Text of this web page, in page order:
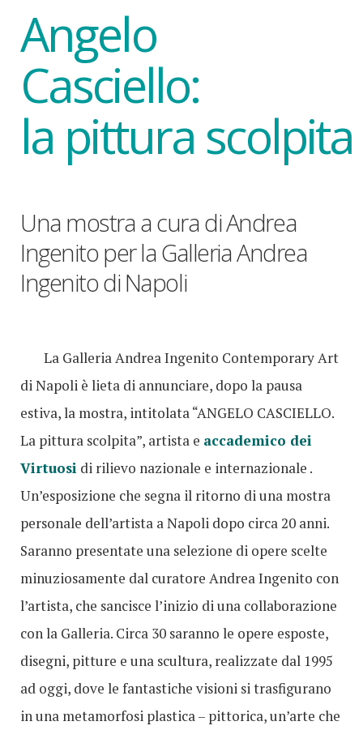
Angelo
Casciello:
la pittura scolpita
Una mostra a cura di Andrea
Ingenito per la Galleria Andrea
Ingenito di Napoli
La Galleria Andrea Ingenito Contemporary Art
di Napoli è lieta di annunciare, dopo la pausa
estiva, la mostra, intitolata “ANGELO CASCIELLO.
La pittura scolpita”, artista e accademico dei
Virtuosi di rilievo nazionale e internazionale .
Un’esposizione che segna il ritorno di una mostra
personale dell’artista a Napoli dopo circa 20 anni.
Saranno presentate una selezione di opere scelte
minuziosamente dal curatore Andrea Ingenito con
l’artista, che sancisce l’inizio di una collaborazione
con la Galleria. Circa 30 saranno le opere esposte,
disegni, pitture e una scultura, realizzate dal 1995
ad oggi, dove le fantastiche visioni si trasfigurano
in una metamorfosi plastica – pittorica, un’arte che